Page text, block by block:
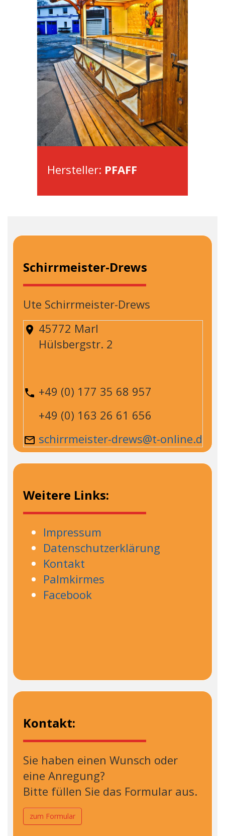
Hersteller: PFAFF
Schirrmeister-Drews
Ute Schirrmeister-Drews
45772 Marl
Hülsbergstr. 2
+49 (0) 177 35 68 957
+49 (0) 163 26 61 656
schirrmeister-drews@t-online.de
Weitere Links:
Impressum
Datenschutzerklärung
Kontakt
Palmkirmes
Facebook
Kontakt:
Sie haben einen Wunsch oder
eine Anregung?
Bitte füllen Sie das Formular aus.
zum Formular